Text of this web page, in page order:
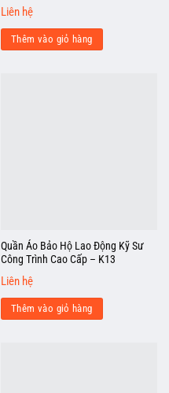
Liên hệ
Thêm vào giỏ hàng
Quần Áo Bảo Hộ Lao Động Kỹ Sư
Công Trình Cao Cấp – K13
Liên hệ
Thêm vào giỏ hàng